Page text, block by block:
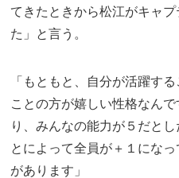
てきたときから松江がキャ
た」と言う。
「もともと、自分が活躍す
ことの方が嬉しい性格なん
り、みんなの能力が５だと
とによって全員が＋１にな
があります」